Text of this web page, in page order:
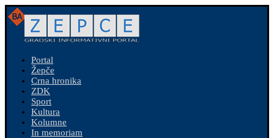
Portal
Žepče
Crna hronika
ZDK
Sport
Kultura
Kolumne
In memoriam